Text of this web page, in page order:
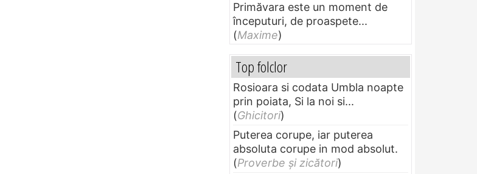
Primăvara este un moment de
începuturi, de proaspete...
(Maxime)
Top folclor
Rosioara si codata Umbla noapte
prin poiata, Si la noi si...
(Ghicitori)
Puterea corupe, iar puterea
absoluta corupe in mod absolut.
(Proverbe și zicători)